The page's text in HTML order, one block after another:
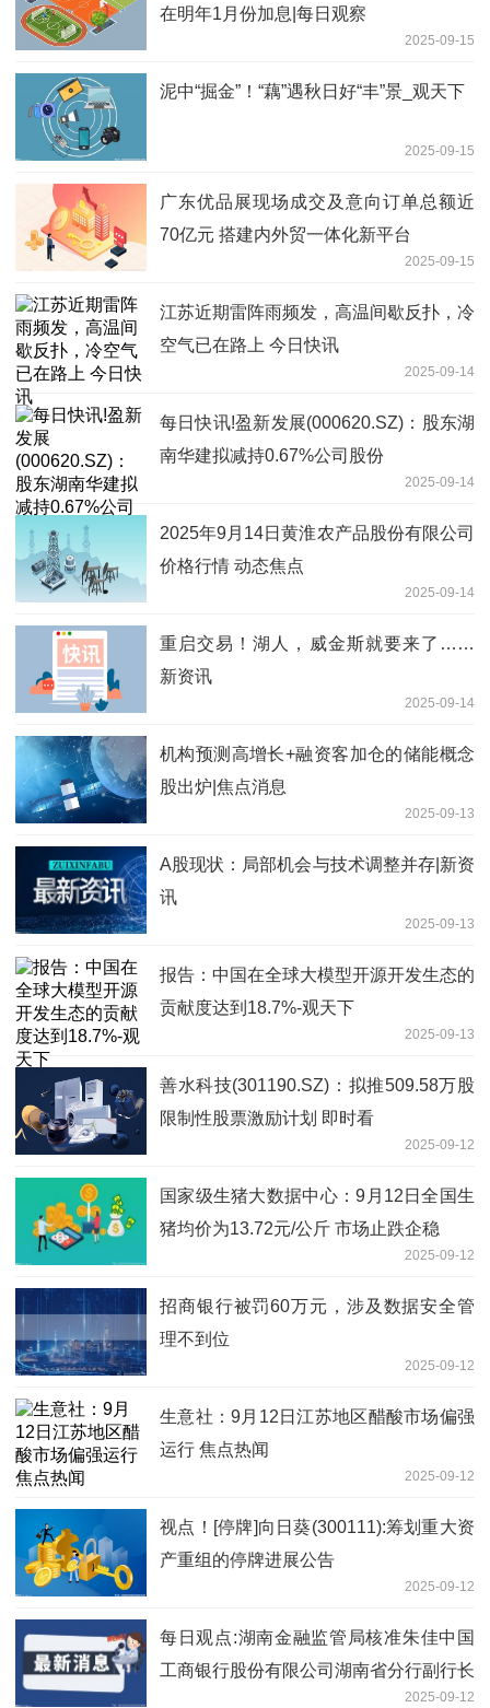
在明年1月份加息|每日观察
2025-09-15
泥中“掘金”！“藕”遇秋日好“丰”景_观天下
2025-09-15
广东优品展现场成交及意向订单总额近
70亿元 搭建内外贸一体化新平台
2025-09-15
江苏近期雷阵雨频发，高温间歇反扑，冷
空气已在路上 今日快讯
2025-09-14
每日快讯!盈新发展(000620.SZ)：股东湖
南华建拟减持0.67%公司股份
2025-09-14
2025年9月14日黄淮农产品股份有限公司
价格行情 动态焦点
2025-09-14
重启交易！湖人，威金斯就要来了……
新资讯
2025-09-14
机构预测高增长+融资客加仓的储能概念
股出炉|焦点消息
2025-09-13
A股现状：局部机会与技术调整并存|新资
讯
2025-09-13
报告：中国在全球大模型开源开发生态的
贡献度达到18.7%-观天下
2025-09-13
善水科技(301190.SZ)：拟推509.58万股
限制性股票激励计划 即时看
2025-09-12
国家级生猪大数据中心：9月12日全国生
猪均价为13.72元/公斤 市场止跌企稳
2025-09-12
招商银行被罚60万元，涉及数据安全管
理不到位
2025-09-12
生意社：9月12日江苏地区醋酸市场偏强
运行 焦点热闻
2025-09-12
视点！[停牌]向日葵(300111):筹划重大资
产重组的停牌进展公告
2025-09-12
每日观点:湖南金融监管局核准朱佳中国
工商银行股份有限公司湖南省分行副行长
2025-09-12